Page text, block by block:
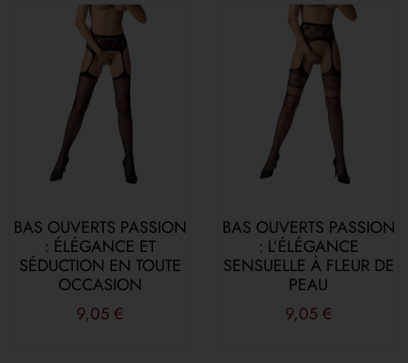
BAS OUVERTS PASSION
: ÉLÉGANCE ET
SÉDUCTION EN TOUTE
OCCASION
9,05 €
BAS OUVERTS PASSION
: L’ÉLÉGANCE
SENSUELLE À FLEUR DE
PEAU
9,05 €